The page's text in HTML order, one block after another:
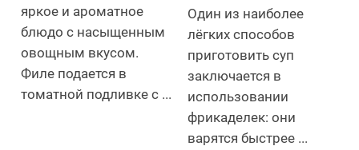
яркое и ароматное
блюдо с насыщенным
овощным вкусом.
Филе подается в
томатной подливке с ...
Один из наиболее
лёгких способов
приготовить суп
заключается в
использовании
фрикаделек: они
варятся быстрее ...